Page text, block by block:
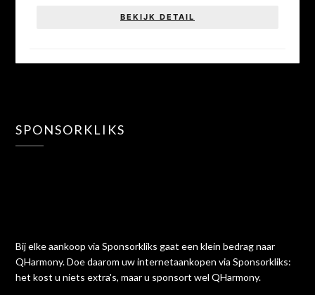
BEKIJK DETAIL
SPONSORKLIKS
Bij elke aankoop via Sponsorkliks gaat een klein bedrag naar
QHarmony. Doe daarom uw internetaankopen via Sponsorkliks:
het kost u niets extra's, maar u sponsort wel QHarmony.